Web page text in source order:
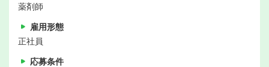
薬剤師
雇用形態
正社員
応募条件